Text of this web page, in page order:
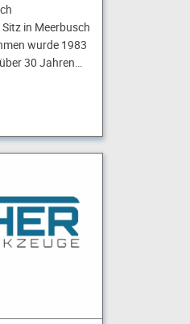
in Meerbusch
wurde 1983
30 Jahren…